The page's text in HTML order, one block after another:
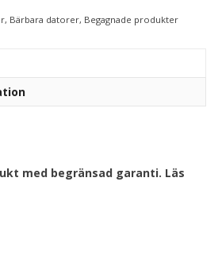
, Bärbara datorer, Begagnade produkter
med begränsad garanti. Läs